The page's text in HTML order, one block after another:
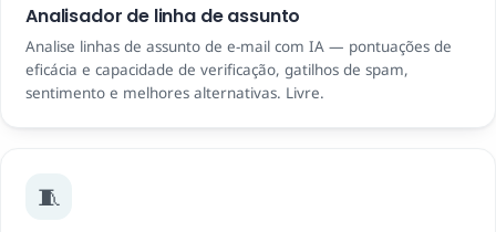
Analisador de linha de assunto
Analise linhas de assunto de e-mail com IA — pontuações de
eficácia e capacidade de verificação, gatilhos de spam,
sentimento e melhores alternativas. Livre.
🧵